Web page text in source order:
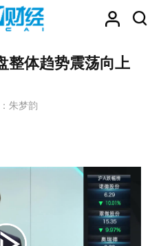
整体趋势震荡向上
朱梦韵